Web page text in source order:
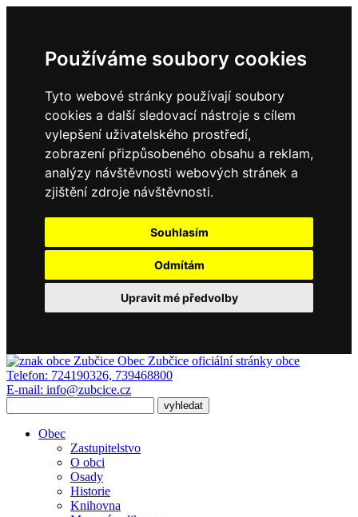
Používáme soubory cookies
Tyto webové stránky používají soubory
cookies a další sledovací nástroje s cílem
vylepšení uživatelského prostředí,
zobrazení přizpůsobeného obsahu a reklam,
analýzy návštěvnosti webových stránek a
zjištění zdroje návštěvnosti.
Souhlasím
Odmítám
Upravit mé předvolby
Obec Zubčice oficiální stránky obce
Telefon: 724190326, 739468800
E-mail: info@zubcice.cz
Obec
Zastupitelstvo
O obci
Osady
Historie
Knihovna